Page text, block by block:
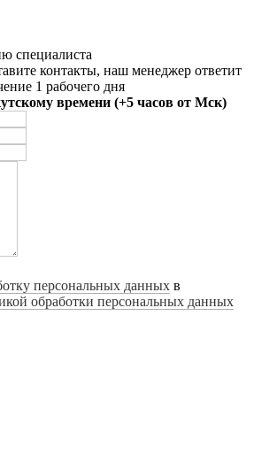
специалиста
контакты, наш менеджер ответит
1 рабочего дня
времени (+5 часов от Мск)
персональных данных в
обработки персональных данных